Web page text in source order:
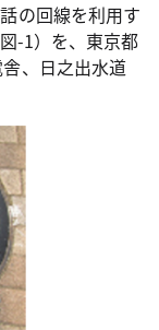
の回線を利用す
-1）を、東京都
、日之出水道